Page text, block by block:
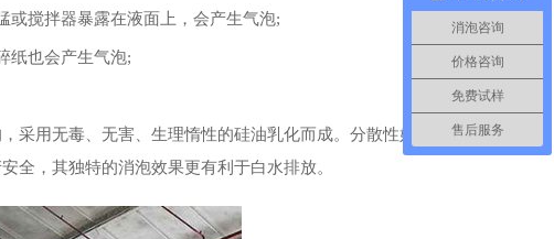
搅拌器暴露在液面上，会产生气泡;
纸也会产生气泡;
用无毒、无害、生理惰性的硅油乳化而成。分散性好，消泡速度
全，其独特的消泡效果更有利于白水排放。
消泡咨询
价格咨询
免费试样
售后服务